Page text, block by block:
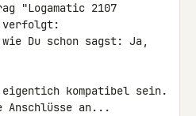
"Logamatic 2107
verfolgt:
wie Du schon sagst: Ja,
eigentich kompatibel sein.
Anschlüsse an...